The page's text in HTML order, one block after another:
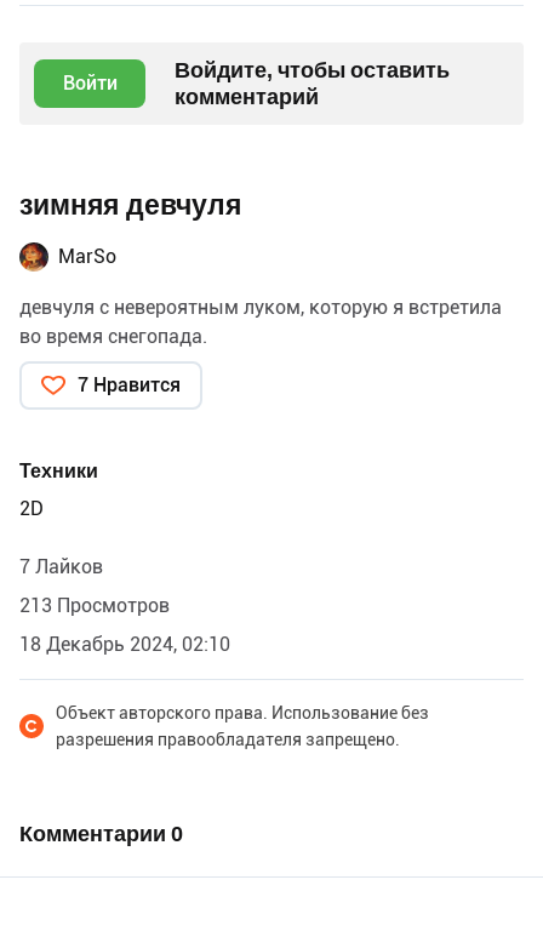
Войти
Войдите, чтобы оставить
комментарий
зимняя девчуля
MarSo
девчуля с невероятным луком, которую я встретила
во время снегопада.
7 Нравится
Техники
2D
7 Лайков
213 Просмотров
18 Декабрь 2024, 02:10
Объект авторского права. Использование без
разрешения правообладателя запрещено.
Комментарии 0